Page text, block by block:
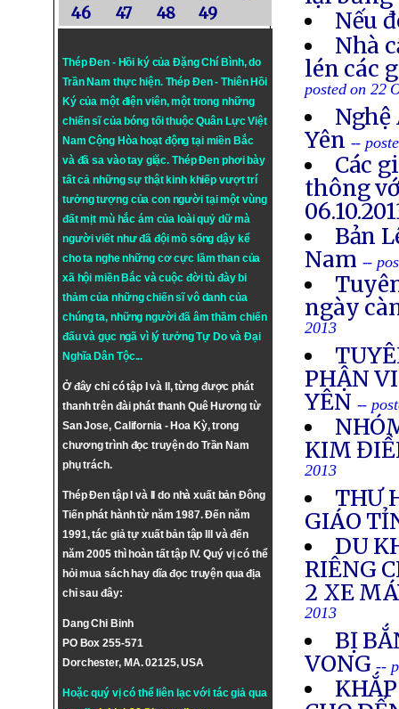
46
47 48 49
Thép Đen - Hồi ký của Đặng Chí Bình, do
Trần Nam thực hiện. Thép Đen- Thiên Hồi
Ký của một điện viên, một trong những
chiến sĩ của bóng tối thuộc Quân Lực Việt
Nam Cộng Hòa hoạt động tại miền Bắc
và đã sa vào tay giặc. Thép Đen phơi bày
tất cả những sự thật kinh khiếp vượt trí
tưởng tượng của con người tại một vùng
đất mịt mù hắc ám của loài quỷ dữ mà
người viết như đã đội mồ sống dậy kể
cho ta nghe những cơ cực lầm than của
xã hội miền Bắc và cuộc đời tù đày bi
thảm của những chiến sĩ vô danh của
chúng ta, những người đã âm thầm chiến
đấu và gục ngã vì lý tưởngTự DovàĐại
Nghĩa Dân Tộc...
Ở đây chỉ có tập I và II, từng được phát
thanh trên đài phát thanh Quê Hương từ
San Jose, California - Hoa Kỳ, trong
chương trình đọc truyện do Trần Nam
phụ trách.
Thép Đen tập I và II do nhà xuất bản Đông
Tiến phát hành từ năm 1987. Đến năm
1991, tác giả tự xuất bản tập III và đến
năm 2005 thì hoàn tất tập IV. Quý vị có thể
hỏi mua sách hay dĩa đọc truyện qua địa
chỉ sau đây:
Dang Chi Binh
PO Box 255-571
Dorchester, MA. 02125, USA
Hoặc quý vị có thể liên lạc với tác giả qua
Nếu
Nhà
lén các
posted on 22
Nghệ
Yên --
Các
thông
Bản
Nam --
ngày
2013
PHẬN
YÊN --
KIM
2013
THƯ
GIÁO
DU
RIÊNG
2 XE
2013
BỊ
VONG --